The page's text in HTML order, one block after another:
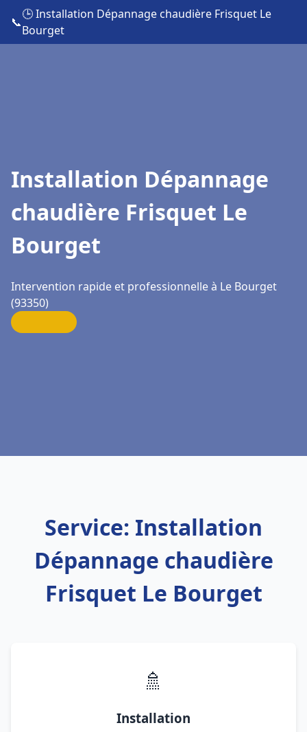
📞
🕒 Installation Dépannage chaudière Frisquet Le
Bourget
Installation Dépannage
chaudière Frisquet Le
Bourget
Intervention rapide et professionnelle à Le Bourget
(93350)
Service: Installation
Dépannage chaudière
Frisquet Le Bourget
🚿
Installation